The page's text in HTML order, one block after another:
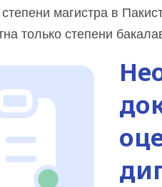
магистра в
только степени